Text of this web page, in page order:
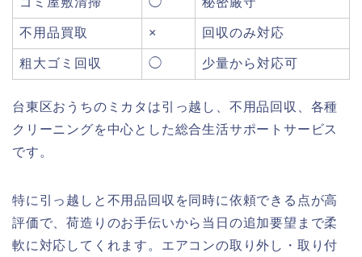
不用品買取 × 回収のみ対応
粗大ゴミ回収 ◯ 少量から対応可
台東区おうちのミカタは引っ越し、不用品回収、各種
クリーニングを中心とした総合生活サポートサービス
です。
特に引っ越しと不用品回収を同時に依頼できる点が高
評価で、荷造りのお手伝いから当日の追加要望まで柔
軟に対応してくれます。エアコンの取り外し・取り付